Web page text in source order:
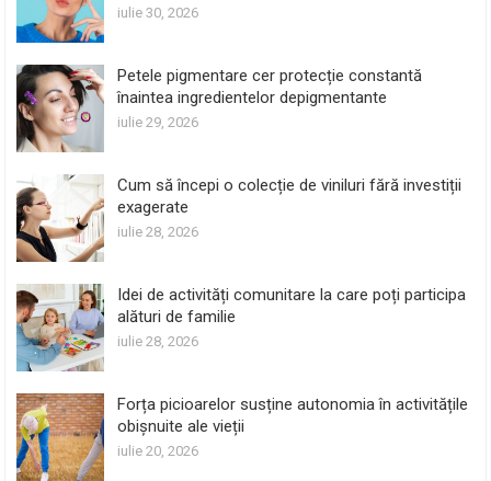
iulie 30, 2026
Petele pigmentare cer protecție constantă
înaintea ingredientelor depigmentante
iulie 29, 2026
Cum să începi o colecție de viniluri fără investiții
exagerate
iulie 28, 2026
Idei de activități comunitare la care poți participa
alături de familie
iulie 28, 2026
Forța picioarelor susține autonomia în activitățile
obișnuite ale vieții
iulie 20, 2026